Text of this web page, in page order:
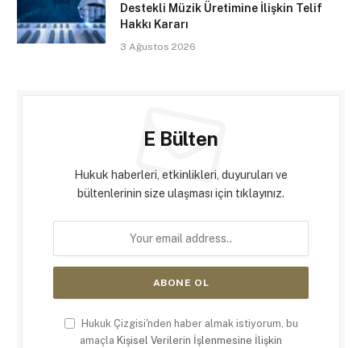
Destekli Müzik Üretimine İlişkin Telif
Hakkı Kararı
3 Ağustos 2026
E Bülten
Hukuk haberleri, etkinlikleri, duyuruları ve
bültenlerinin size ulaşması için tıklayınız.
Hukuk Çizgisi'nden haber almak istiyorum, bu
amaçla Kişisel Verilerin İşlenmesine İlişkin